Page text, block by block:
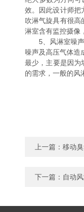
效。因此设计师把
吹淋气旋具有很高
淋室含有监控摄像
5、风淋室噪声
噪声及高压气体造
最少，主要是因为
的需求，一般的风
上一篇： 移动
下一篇： 自动